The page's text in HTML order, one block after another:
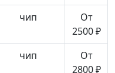
чип
От
2500 ₽
чип
От
2800 ₽